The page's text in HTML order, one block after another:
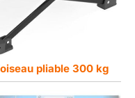
pliable 300 kg